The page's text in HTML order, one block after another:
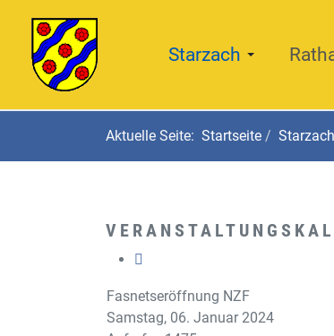
Starzach
Aktuelle Seite: Startseite Starzach
Fasnetseröffnung NZF
Samstag, 06. Januar 2024